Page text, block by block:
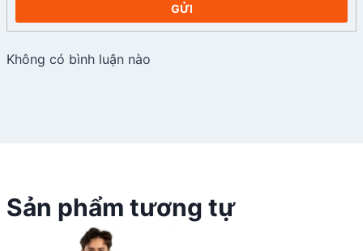
GỬI
Không có bình luận nào
Sản phẩm tương tự